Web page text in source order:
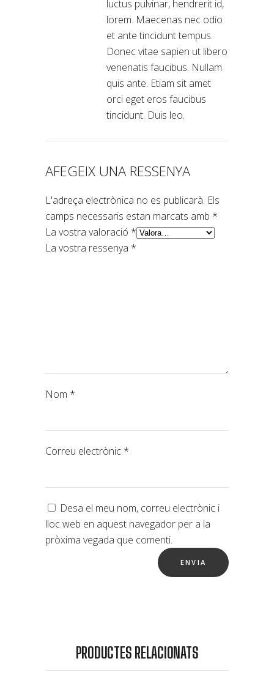
luctus pulvinar, hendrerit id,
lorem. Maecenas nec odio
et ante tincidunt tempus.
Donec vitae sapien ut libero
venenatis faucibus. Nullam
quis ante. Etiam sit amet
orci eget eros faucibus
tincidunt. Duis leo.
AFEGEIX UNA RESSENYA
L'adreça electrònica no es publicarà. Els
camps necessaris estan marcats amb *
La vostra valoració *
La vostra ressenya *
Nom *
Correu electrònic *
Desa el meu nom, correu electrònic i
lloc web en aquest navegador per a la
pròxima vegada que comenti.
PRODUCTES RELACIONATS